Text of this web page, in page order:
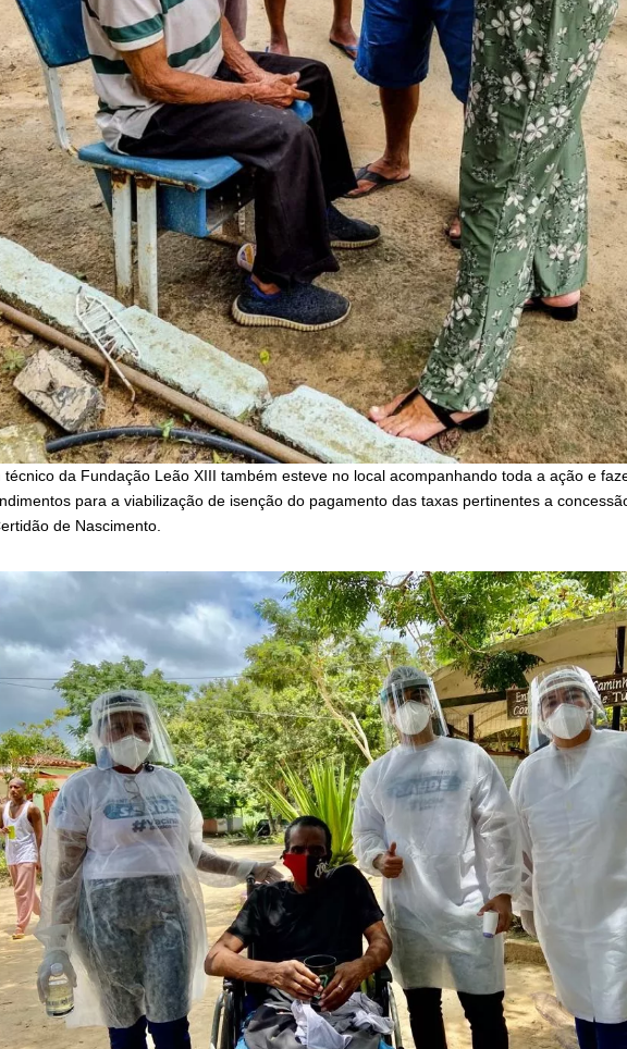
técnico da Fundação Leão XIII também esteve no local acompanhando toda a ação e
para a viabilização de isenção do pagamento das taxas pertinentes a
de Nascimento.